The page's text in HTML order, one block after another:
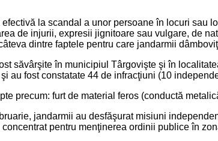
la scandal a unor persoane în locuri sau
de injurii, expresii jignitoare sau vulgare, de
dintre faptele pentru care jandarmii
săvârşite în municipiul Târgovişte şi în
au fost constatate 44 de infracţiuni (10
precum: furt de material feros (conductă
jandarmii au desfăşurat misiuni
pentru menţinerea ordinii publice în